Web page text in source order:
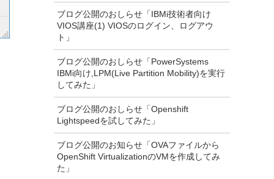
ブログ公開のおしらせ「IBMi技術者向け
VIOS講座(1) VIOSのログイン、ログアウ
ト」
ブログ公開のおしらせ「PowerSystems
IBMi向け,LPM(Live Partition Mobility)を実行
してみた」
ブログ公開のおしらせ「Openshift
Lightspeedを試してみた」
ブログ公開のお知らせ「OVAファイルから
OpenShift VirtualizationのVMを作成してみ
た」